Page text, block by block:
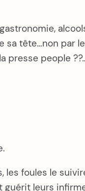
sa tête…non par
presse people
les foules le
guérit leurs